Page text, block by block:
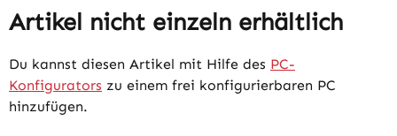
Artikel nicht einzeln erhältlich
Du kannst diesen Artikel mit Hilfe des PC-
Konfigurators zu einem frei konfigurierbaren PC
hinzufügen.